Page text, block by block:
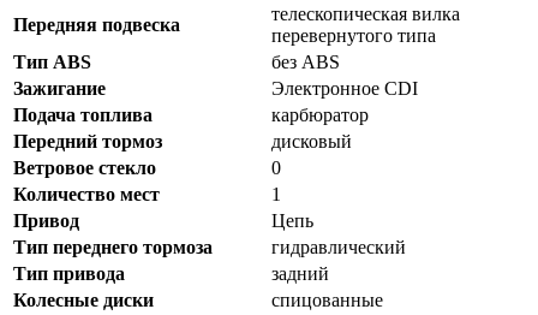
Передняя подвеска
телескопическая вилка
перевернутого типа
Тип ABS
без ABS
Зажигание
Электронное CDI
Подача топлива
карбюратор
Передний тормоз
дисковый
Ветровое стекло
0
Количество мест
1
Привод
Цепь
Тип переднего тормоза
гидравлический
Тип привода
задний
Колесные диски
спицованные